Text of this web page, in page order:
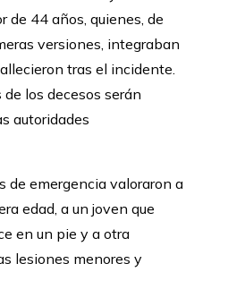
de 44 años, quienes, de
versiones, integraban
tras el incidente.
los decesos serán
autoridades
de emergencia valoraron a
edad, a un joven que
en un pie y a otra
lesiones menores y